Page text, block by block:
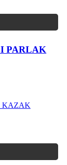
PARLAK